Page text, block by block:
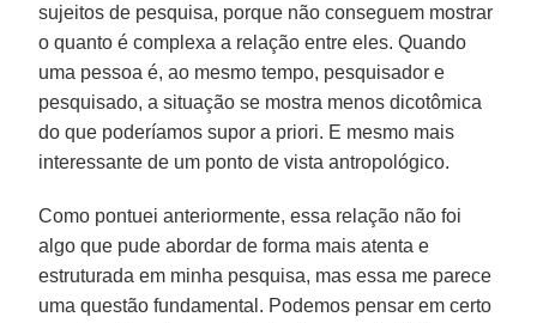
sujeitos de pesquisa, porque não conseguem mostrar
o quanto é complexa a relação entre eles. Quando
uma pessoa é, ao mesmo tempo, pesquisador e
pesquisado, a situação se mostra menos dicotômica
do que poderíamos supor a priori. E mesmo mais
interessante de um ponto de vista antropológico.
Como pontuei anteriormente, essa relação não foi
algo que pude abordar de forma mais atenta e
estruturada em minha pesquisa, mas essa me parece
uma questão fundamental. Podemos pensar em certo